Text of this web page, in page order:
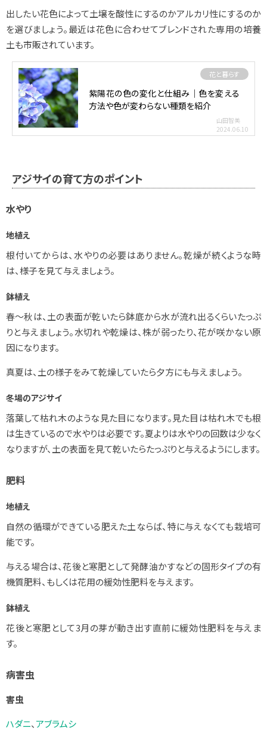
出したい花色によって土壌を酸性にするのかアルカリ性にするのか
を選びましょう。最近は花色に合わせてブレンドされた専用の培養
土も市販されています。
花と暮らす
紫陽花の色の変化と仕組み｜色を変える
方法や色が変わらない種類を紹介
山田智美
2024.06.10
アジサイの育て方のポイント
水やり
地植え
根付いてからは、水やりの必要はありません。乾燥が続くような時
は、様子を見て与えましょう。
鉢植え
春～秋は、土の表面が乾いたら鉢底から水が流れ出るくらいたっぷ
りと与えましょう。水切れや乾燥は、株が弱ったり、花が咲かない原
因になります。
真夏は、土の様子をみて乾燥していたら夕方にも与えましょう。
冬場のアジサイ
落葉して枯れ木のような見た目になります。見た目は枯れ木でも根
は生きているので水やりは必要です。夏よりは水やりの回数は少なく
なりますが、土の表面を見て乾いたらたっぷりと与えるようにします。
肥料
地植え
自然の循環ができている肥えた土ならば、特に与えなくても栽培可
能です。
与える場合は、花後と寒肥として発酵油かすなどの固形タイプの有
機質肥料、もしくは花用の緩効性肥料を与えます。
鉢植え
花後と寒肥として3月の芽が動き出す直前に緩効性肥料を与えま
す。
病害虫
害虫
ハダニ、 アブラムシ